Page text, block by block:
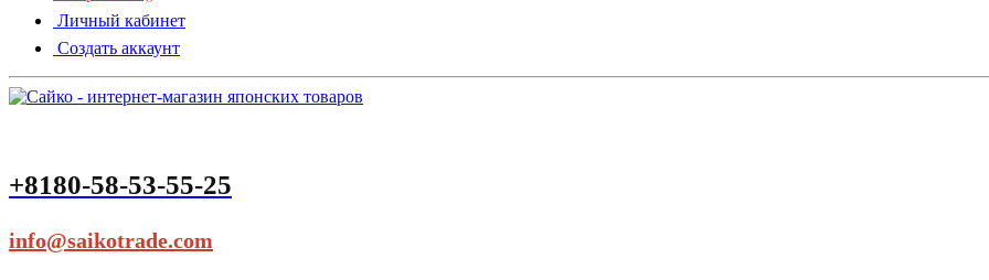
Личный кабинет
Создать аккаунт
+8180-58-53-55-25
info@saikotrade.com